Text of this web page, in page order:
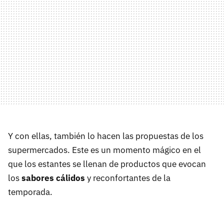
Y con ellas, también lo hacen las propuestas de los
supermercados. Este es un momento mágico en el
que los estantes se llenan de productos que evocan
lossabores cálidos y reconfortantes de la
temporada.